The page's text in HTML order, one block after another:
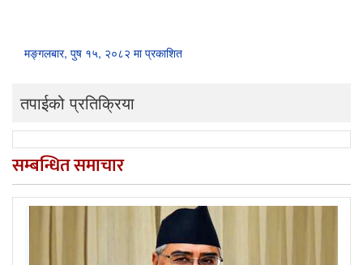
मङ्गलबार, पुष १५, २०८२ मा प्रकाशित
तपाईको प्रतिक्रिया
सम्बन्धित समाचार